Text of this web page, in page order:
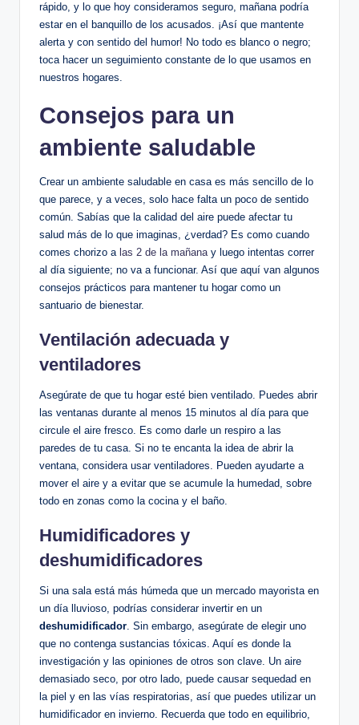
rápido, y lo que hoy consideramos seguro, mañana podría
⁢estar en el banquillo de los acusados. ¡Así que mantente
alerta y con sentido del ‌humor! No todo es blanco⁢ o negro;
toca hacer un ⁤seguimiento constante⁤ de lo que usamos en
nuestros ‌hogares.
Consejos para un
ambiente saludable
Crear un ambiente saludable en⁣ casa es​ más sencillo de lo⁢
que parece, y a veces, ‌solo hace falta un poco de sentido
común. Sabías que la⁤ calidad ‍del aire puede afectar tu
‍salud más de lo que imaginas, ¿verdad? Es como cuando
comes chorizo a las 2 de la mañanay luego intentas correr‍
al día siguiente;‍ no va a funcionar. Así que‍ aquí‌ van ‍algunos
consejos prácticos para mantener tu hogar ⁤como un
santuario de bienestar.
Ventilación adecuada ‌y
ventiladores
Asegúrate de que tu hogar esté bien ventilado. ⁤Puedes abrir
las ventanas durante al menos 15 minutos al día para que
circule el aire fresco.‌ Es como darle un respiro a las
paredes de tu casa. Si ​no ⁢te​ encanta la idea de abrir la
ventana, considera usar⁢ ventiladores. Pueden ayudarte a
mover el aire y‌ a evitar‍ que se acumule la humedad,​ sobre
todo en zonas como la cocina y el baño.
Humidificadores y
deshumidificadores
Si una sala⁤ está más húmeda que‌ un mercado mayorista en
un día ​lluvioso,‌ podrías considerar invertir en un
deshumidificador. Sin embargo, asegúrate ‌de⁤ elegir uno
que no​ contenga sustancias tóxicas. Aquí es donde ⁢la
investigación y ⁣las opiniones⁢ de otros son clave. Un aire
demasiado seco, por otro lado, puede ​causar sequedad en
la piel y en las vías respiratorias, así que puedes utilizar un⁣
humidificador‍ en⁤ invierno. Recuerda que todo en equilibrio,